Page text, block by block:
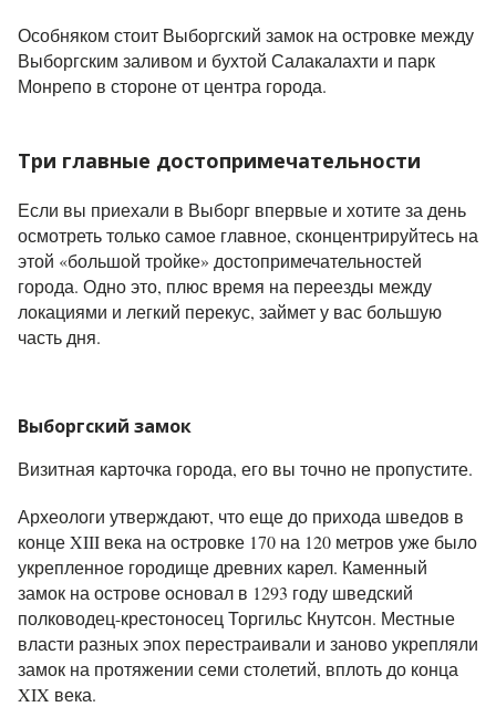
Особняком стоит Выборгский замок на островке между
Выборгским заливом и бухтой Салакалахти и парк
Монрепо в стороне от центра города.
Три главные достопримечательности
Если вы приехали в Выборг впервые и хотите за день
осмотреть только самое главное, сконцентрируйтесь на
этой «большой тройке» достопримечательностей
города. Одно это, плюс время на переезды между
локациями и легкий перекус, займет у вас большую
часть дня.
Выборгский замок
Визитная карточка города, его вы точно не пропустите.
Археологи утверждают, что еще до прихода шведов в
конце XIII века на островке 170 на 120 метров уже было
укрепленное городище древних карел. Каменный
замок на острове основал в 1293 году шведский
полководец-крестоносец Торгильс Кнутсон. Местные
власти разных эпох перестраивали и заново укрепляли
замок на протяжении семи столетий, вплоть до конца
XIX века.